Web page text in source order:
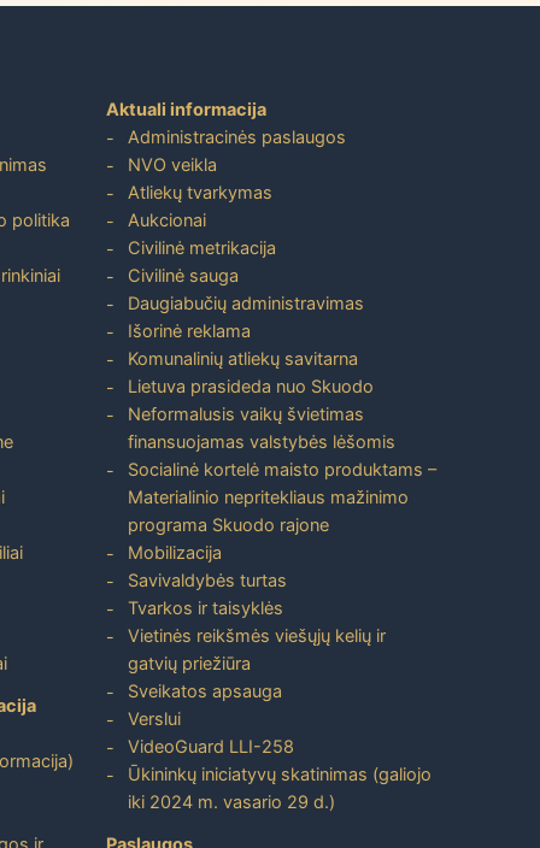
politika
ir
Aktuali informacija
Administracinės paslaugos
NVO veikla
Atliekų tvarkymas
Aukcionai
Civilinė metrikacija
Civilinė sauga
Daugiabučių administravimas
Išorinė reklama
Komunalinių atliekų savitarna
Lietuva prasideda nuo Skuodo
Neformalusis vaikų švietimas
finansuojamas valstybės lėšomis
Socialinė kortelė maisto produktams –
Materialinio nepritekliaus mažinimo
programa Skuodo rajone
Mobilizacija
Savivaldybės turtas
Tvarkos ir taisyklės
Vietinės reikšmės viešųjų kelių ir
gatvių priežiūra
Sveikatos apsauga
Verslui
VideoGuard LLI-258
Ūkininkų iniciatyvų skatinimas (galiojo
iki 2024 m. vasario 29 d.)
Paslaugos